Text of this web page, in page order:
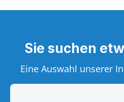
Sie suchen
Eine Auswahl unserer